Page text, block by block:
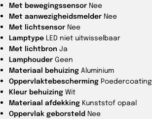
Met bewegingssensor Nee
Met aanwezigheidsmelder Nee
Met lichtsensor Nee
Lamptype LED niet uitwisselbaar
Met lichtbron Ja
Lamphouder Geen
Materiaal behuizing Aluminium
Oppervlaktebescherming Poedercoating
Kleur behuizing Wit
Materiaal afdekking Kunststof opaal
Oppervlak geborsteld Nee